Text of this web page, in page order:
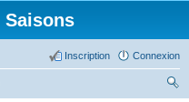
Saisons
Connexion
Inscription